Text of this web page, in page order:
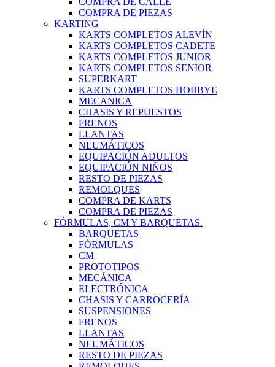
COMPRA DE PIEZAS
KARTING
KARTS COMPLETOS ALEVÍN
KARTS COMPLETOS CADETE
KARTS COMPLETOS JUNIOR
KARTS COMPLETOS SENIOR
SUPERKART
KARTS COMPLETOS HOBBYE
MECANICA
CHASIS Y REPUESTOS
FRENOS
LLANTAS
NEUMÁTICOS
EQUIPACIÓN ADULTOS
EQUIPACIÓN NIÑOS
RESTO DE PIEZAS
REMOLQUES
COMPRA DE KARTS
COMPRA DE PIEZAS
FÓRMULAS, CM Y BARQUETAS.
BARQUETAS
FÓRMULAS
CM
PROTOTIPOS
MECÁNICA
ELECTRÓNICA
CHASIS Y CARROCERÍA
SUSPENSIONES
FRENOS
LLANTAS
NEUMÁTICOS
RESTO DE PIEZAS